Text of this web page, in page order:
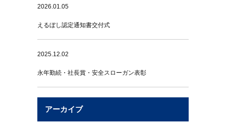
2026.01.05
えるぼし認定通知書交付式
2025.12.02
永年勤続・社長賞・安全スローガン表彰
アーカイブ